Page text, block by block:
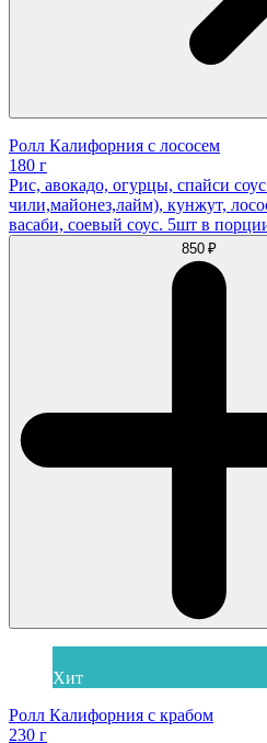
Ролл Калифорния с лососем
180 г
Рис, авокадо, огурцы, спайси
чили,майонез,лайм), кунжут,
васаби, соевый соус. 5шт в
850 ₽
Хит
Ролл Калифорния с крабом
230 г